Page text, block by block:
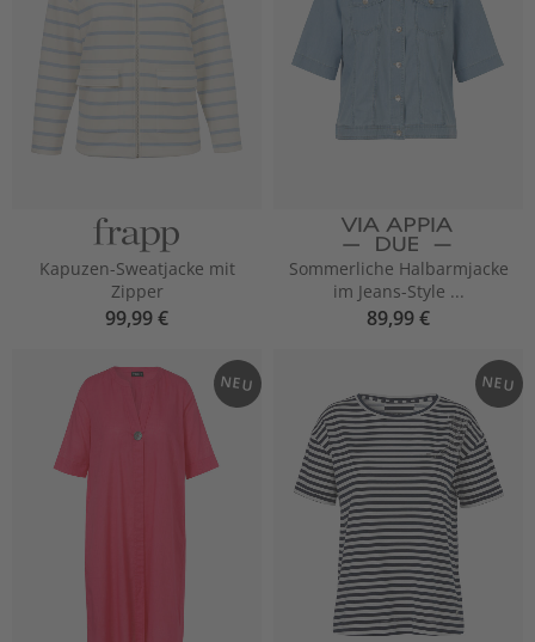
Kapuzen-Sweatjacke mit
Zipper
99,99 €
Sommerliche Halbarmjacke
im Jeans-Style ...
89,99 €
NEU NEU